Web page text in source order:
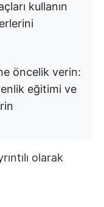
kullanın
öncelik verin:
eğitimi ve
olarak